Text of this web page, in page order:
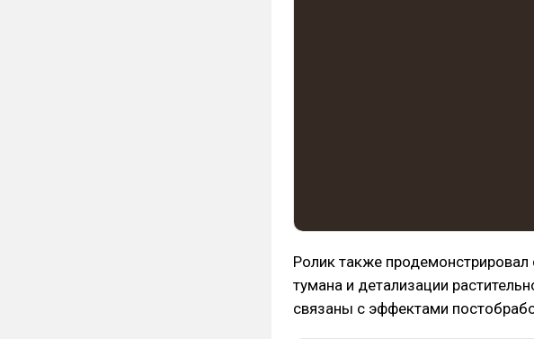
Ролик также
тумана и детализации
связаны с эффектами